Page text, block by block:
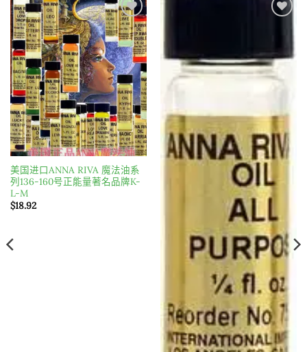
Add to
wishlist
美国进口ANNA RIVA 魔法油系
列136-160号正能量著名品牌K-
L-M
$18.92